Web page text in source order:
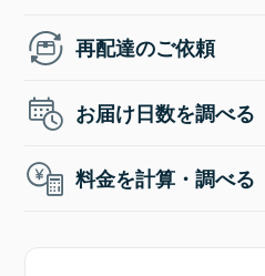
再配達のご依頼
お届け日数を調べる
料金を計算・調べる